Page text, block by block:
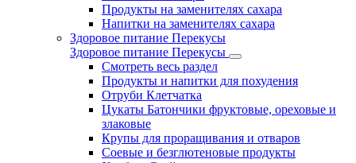
Продукты на заменителях сахара
Напитки на заменителях сахара
Здоровое питание Перекусы
Здоровое питание Перекусы
Смотреть весь раздел
Продукты и напитки для похудения
Отруби Клетчатка
Цукаты Батончики фруктовые, ореховые и
злаковые
Крупы для проращивания и отваров
Соевые и безглютеновые продукты